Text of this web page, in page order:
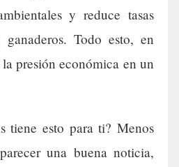
y reduce tasas
Todo esto, en
presión económica en un
tiene esto para ti? Menos
una buena noticia,